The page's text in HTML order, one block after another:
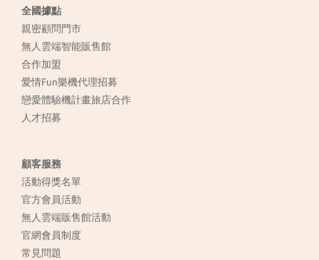
全國據點
親密顧問門市
無人雲端智能販售館
合作加盟
愛情Fun樂機代理招募
戀愛體驗機計畫旅店合作
人才招募
顧客服務
活動得獎名單
官方會員活動
無人雲端販售館活動
官網會員制度
常見問題